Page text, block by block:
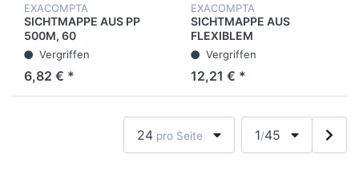
EXACOMPTA
SICHTMAPPE AUS PP
500Μ, 60
KRISTALLHÜLLEN OPAK -
A4 - FARBEN SORTIERT
Vergriffen
6,82 € *
EXACOMPTA
SICHTMAPPE AUS
FLEXIBLEM
POLYPROPYLEN 500Μ,
100 HÜLLEN, KRISTALL,
OPAK - A4 - FARBEN
SORTIERT
Vergriffen
12,21 € *
24 pro Seite 1/45